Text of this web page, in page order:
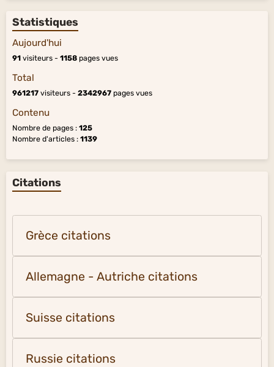
Statistiques
Aujourd'hui
91 visiteurs - 1158 pages vues
Total
961217 visiteurs - 2342967 pages vues
Contenu
Nombre de pages : 125
Nombre d'articles : 1139
Citations
Grèce citations
Allemagne - Autriche citations
Suisse citations
Russie citations